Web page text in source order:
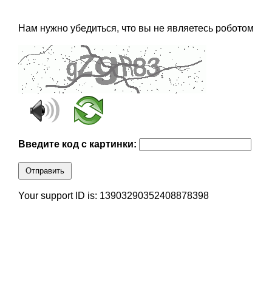
Нам нужно убедиться, что вы не являетесь роботом
Введите код с картинки:
Отправить
Your support ID is: 13903290352408878398